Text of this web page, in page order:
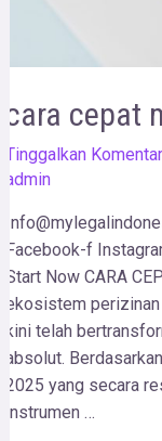
cara cepat
Tinggalkan Komentar
admin
Facebook-f
Start Now CARA
ekosistem
kini telah
absolut.
2025 yang secara
instrumen …